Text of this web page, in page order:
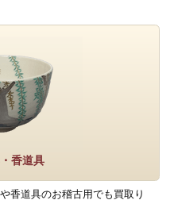
香道具
香道具のお稽古用でも買取り